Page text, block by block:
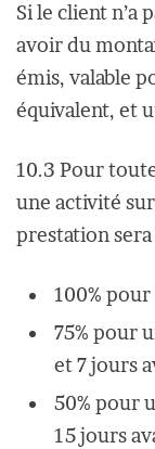
Si le client n’a
avoir du
émis, valable
équivalent, et
10.3 Pour
une activité
prestation
100% pour
75% pour
et 7 jours
50% pour
15 jours